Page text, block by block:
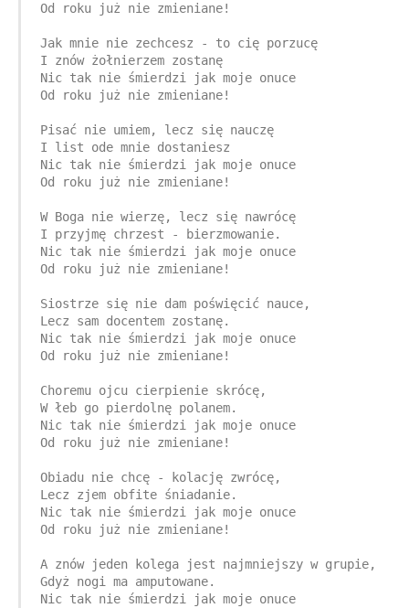
Od roku już nie zmieniane!
Jak mnie nie zechcesz - to cię porzucę
I znów żołnierzem zostanę
Nic tak nie śmierdzi jak moje onuce
Od roku już nie zmieniane!
Pisać nie umiem, lecz się nauczę
I list ode mnie dostaniesz
Nic tak nie śmierdzi jak moje onuce
Od roku już nie zmieniane!
W Boga nie wierzę, lecz się nawrócę
I przyjmę chrzest - bierzmowanie.
Nic tak nie śmierdzi jak moje onuce
Od roku już nie zmieniane!
Siostrze się nie dam poświęcić nauce,
Lecz sam docentem zostanę.
Nic tak nie śmierdzi jak moje onuce
Od roku już nie zmieniane!
Choremu ojcu cierpienie skrócę,
W łeb go pierdolnę polanem.
Nic tak nie śmierdzi jak moje onuce
Od roku już nie zmieniane!
Obiadu nie chcę - kolację zwrócę,
Lecz zjem obfite śniadanie.
Nic tak nie śmierdzi jak moje onuce
Od roku już nie zmieniane!
A znów jeden kolega jest najmniejszy w grupie,
Gdyż nogi ma amputowane.
Nic tak nie śmierdzi jak moje onuce